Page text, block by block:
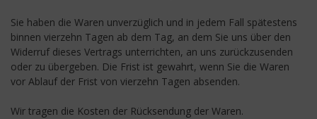
Sie haben die Waren unverzüglich und in jedem Fall spätestens
binnen vierzehn Tagen ab dem Tag, an dem Sie uns über den
Widerruf dieses Vertrags unterrichten, an uns zurückzusenden
oder zu übergeben. Die Frist ist gewahrt, wenn Sie die Waren
vor Ablauf der Frist von vierzehn Tagen absenden.
Wir tragen die Kosten der Rücksendung der Waren.